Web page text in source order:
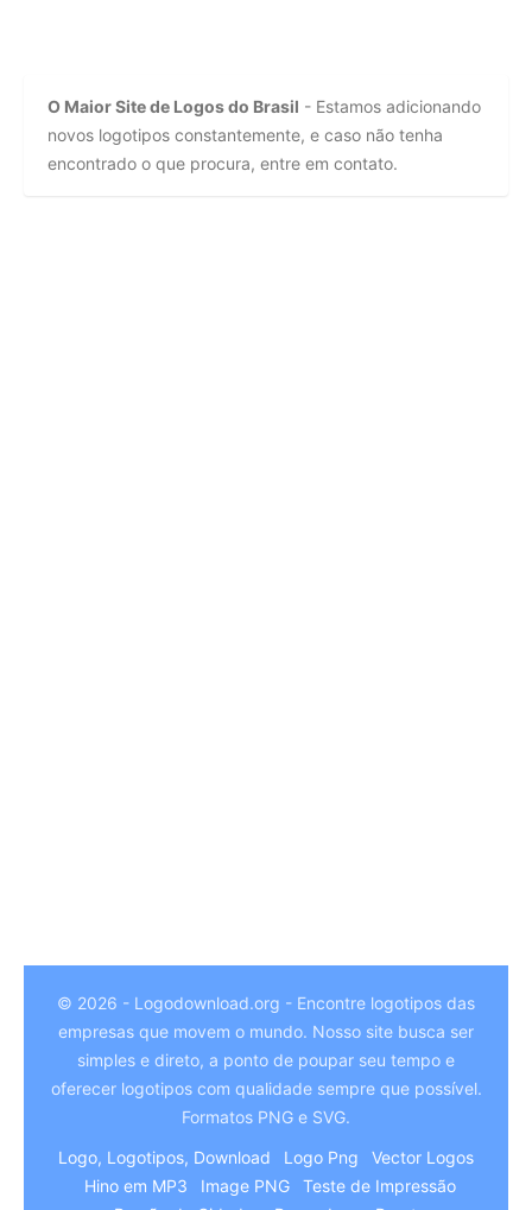
O Maior Site de Logos do Brasil - Estamos adicionando
novos logotipos constantemente, e caso não tenha
encontrado o que procura, entre em contato.
© 2026 - Logodownload.org - Encontre logotipos das
empresas que movem o mundo. Nosso site busca ser
simples e direto, a ponto de poupar seu tempo e
oferecer logotipos com qualidade sempre que possível.
Formatos PNG e SVG.
Logo, Logotipos, Download
Logo Png
Vector Logos
Hino em MP3
Image PNG
Teste de Impressão
Arabic
Italian
Hindi
German